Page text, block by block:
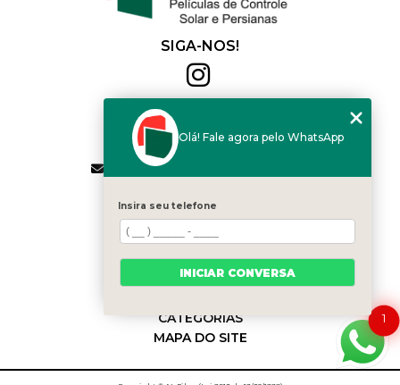
SIGA-NOS!
(11) 2564-4684
(11) 94168-2041
contato.vendas@alfilm.com.br
MENU
HOME
QUEM SOMOS
SERVIÇOS
BLOG
CATEGORIAS
MAPA DO SITE
1
Olá! Fale agora pelo WhatsApp
Insira seu telefone
INICIAR CONVERSA